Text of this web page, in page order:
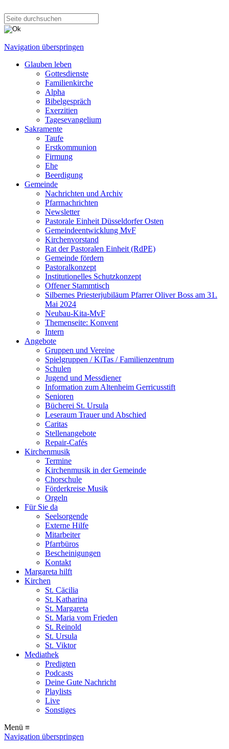
Navigation überspringen
Glauben leben
Gottesdienste
Familienkirche
Alpha
Bibelgespräch
Exerzitien
Tagesevangelium
Sakramente
Taufe
Erstkommunion
Firmung
Ehe
Beerdigung
Gemeinde
Nachrichten und Archiv
Pfarrnachrichten
Newsletter
Pastorale Einheit Düsseldorfer Osten
Gemeindeentwicklung MvF
Kirchenvorstand
Rat der Pastoralen Einheit (RdPE)
Gemeinde fördern
Pastoralkonzept
Institutionelles Schutzkonzept
Offener Stammtisch
Silbernes Priesterjubiläum Pfarrer Oliver Boss am 31.
Mai 2024
Neubau-Kita-MvF
Themenseite: Konvent
Intern
Angebote
Gruppen und Vereine
Spielgruppen / KiTas / Familienzentrum
Schulen
Jugend und Messdiener
Information zum Altenheim Gerricusstift
Senioren
Bücherei St. Ursula
Leseraum Trauer und Abschied
Caritas
Stellenangebote
Repair-Cafés
Kirchenmusik
Termine
Kirchenmusik in der Gemeinde
Chorschule
Förderkreise Musik
Orgeln
Für Sie da
Seelsorgende
Externe Hilfe
Mitarbeiter
Pfarrbüros
Bescheinigungen
Kontakt
Margareta hilft
Kirchen
St. Cäcilia
St. Katharina
St. Margareta
St. Maria vom Frieden
St. Reinold
St. Ursula
St. Viktor
Mediathek
Predigten
Podcasts
Deine Gute Nachricht
Playlists
Live
Sonstiges
Menü ≡
Navigation überspringen